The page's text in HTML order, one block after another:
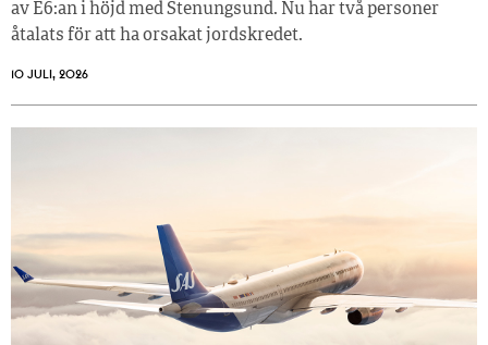
av E6:an i höjd med Stenungsund. Nu har två personer
åtalats för att ha orsakat jordskredet.
10 JULI, 2026